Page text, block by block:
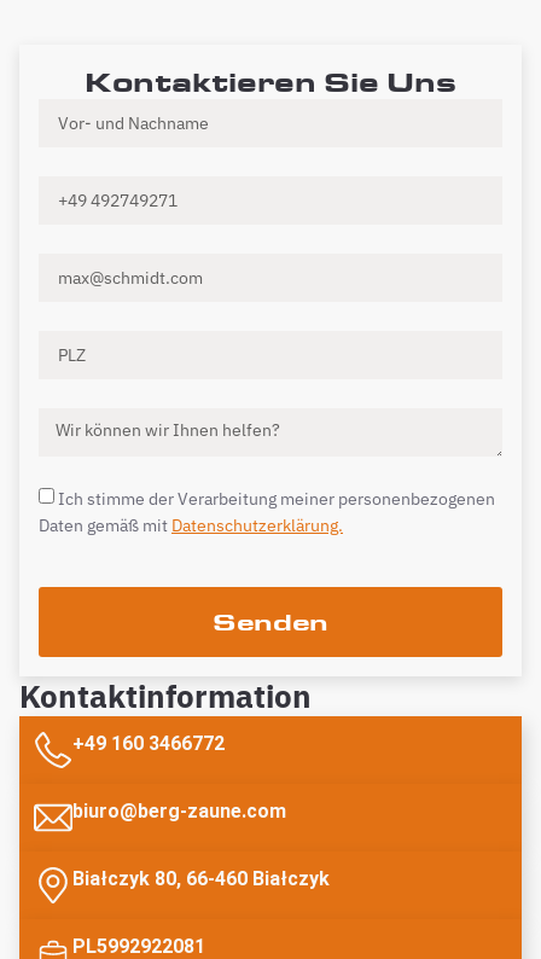
Kontaktieren Sie Uns
Ich stimme der Verarbeitung meiner personenbezogenen
Daten gemäß mit Datenschutzerklärung.
Senden
Kontaktinformation
+49 160 3466772
biuro@berg-zaune.com
Białczyk 80, 66-460 Białczyk
PL5992922081